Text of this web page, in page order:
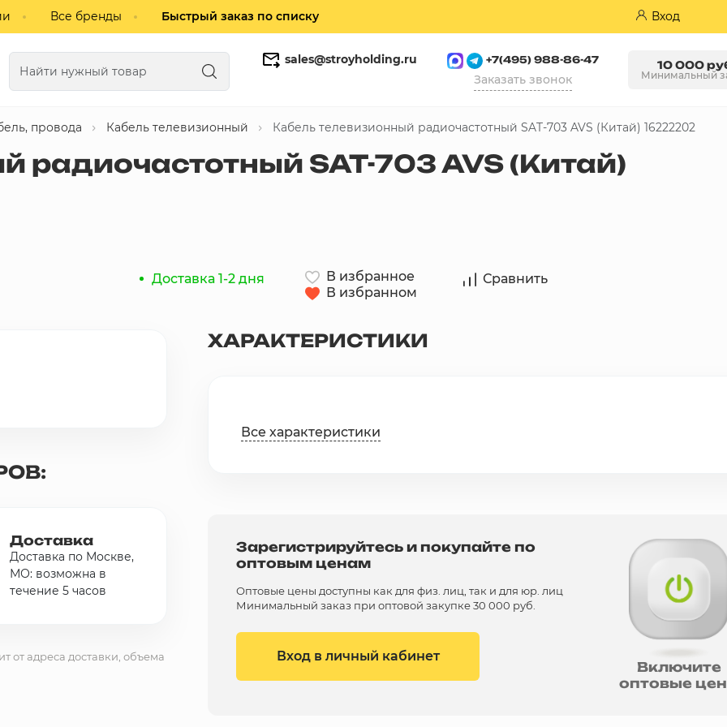
Все бренды Быстрый заказ по списку Вход
sales@stroyholding.ru +7(495) 988-86-47
Заказать звонок
10 000
Минимальный
Газобетонные блоки Пазогребневые плиты (ПГП)
провода Кабель телевизионный Кабель телевизионный радиочастотный SAT-703 AVS (Китай) 16222202
радиочастотный SAT-703 AVS (Китай)
Доставка 1-2 дня
В избранное
В избранном
Сравнить
Доставка
Доставка по Москве,
МО: возможна в
течение 5 часов
от адреса доставки, объема
ХАРАКТЕРИСТИКИ
Все характеристики
Зарегистрируйтесь и покупайте по
оптовым ценам
Оптовые цены доступны как для физ. лиц, так и для юр. лиц
Минимальный заказ при оптовой закупке 30 000 руб.
Вход в личный кабинет
Включите
оптовые